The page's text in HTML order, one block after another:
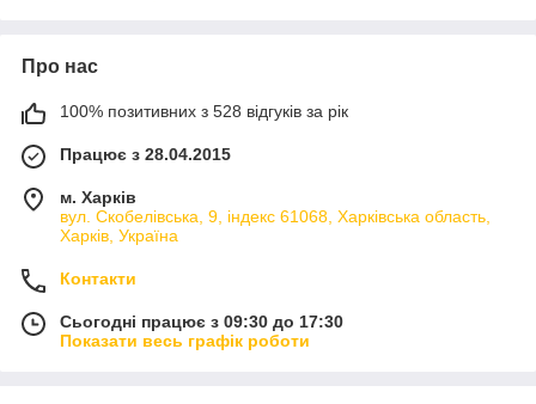
Про нас
100% позитивних з 528 відгуків за рік
Працює з 28.04.2015
м. Харків
вул. Скобелівська, 9, індекс 61068, Харківська область,
Харків, Україна
Контакти
Сьогодні працює з 09:30 до 17:30
Показати весь графік роботи